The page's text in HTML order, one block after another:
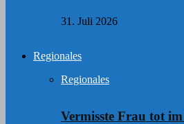
31. Juli 2026
Regionales
Regionales
Vermisste Frau tot im